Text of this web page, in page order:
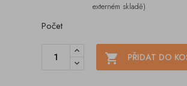
externém skladě)
Počet
 PŘIDAT DO